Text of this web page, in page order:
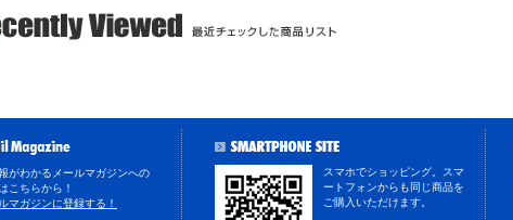
がわかるメールマガジンへの
こちらから！
マガジンに登録する！
スマホでショッピング。スマ
ートフォンからも同じ商品を
ご購入いただけます。